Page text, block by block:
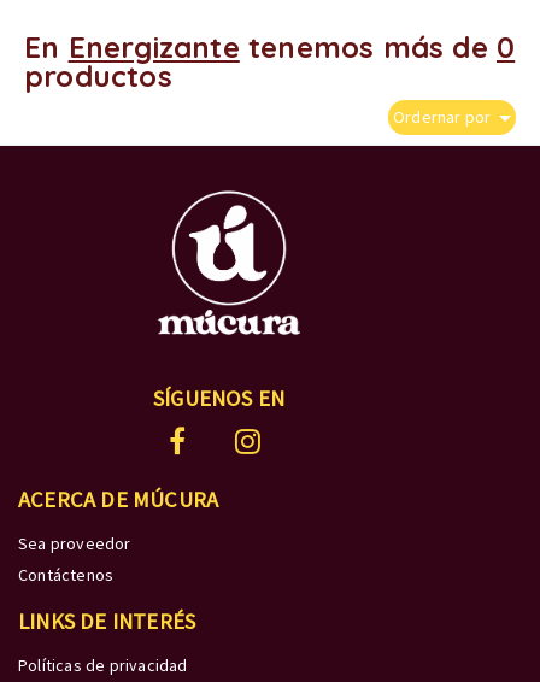
En Energizante tenemos más de 0
productos
Ordernar por
SÍGUENOS EN
ACERCA DE MÚCURA
Sea proveedor
Contáctenos
LINKS DE INTERÉS
Políticas de privacidad